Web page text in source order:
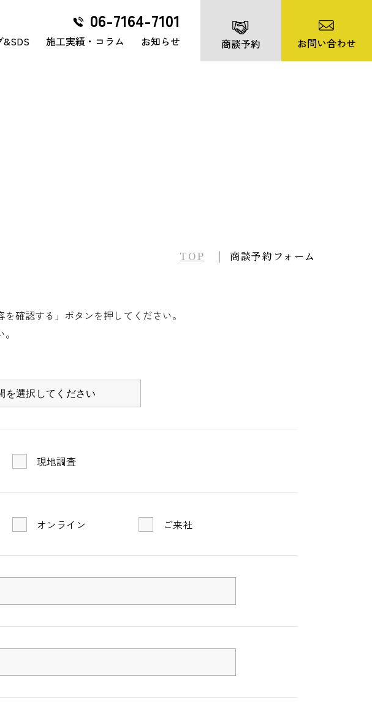
06-7164-7101
&SDS 施工実績・コラム お知らせ 商談予約 お問い合わせ
TOP 商談予約フォーム
確認する」ボタンを押してください。
現地調査
オンライン ご来社